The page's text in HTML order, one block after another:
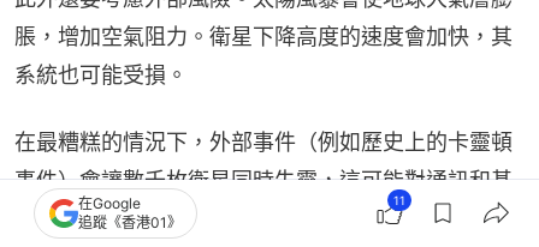
脹，增加空氣阻力。衛星下降高度的速度會加快，其
系統也可能受損。
在最糟糕的情況下，外部事件（例如歷史上的卡靈頓
事件）會讓數千枚衛星同時失靈，這可能對通訊和基
礎設施造成全球性影響。然而，最大的不確定性可能
在Google
追蹤《香港01》
11